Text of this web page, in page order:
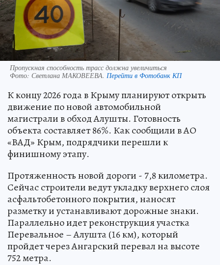
Пропускная способность трасс должна увеличиться
Фото: Светлана МАКОВЕЕВА. Перейти в Фотобанк КП
К концу 2026 года в Крыму планируют открыть
движение по новой автомобильной
магистрали в обход Алушты. Готовность
объекта составляет 86%. Как сообщили в АО
«ВАД» Крым, подрядчики перешли к
финишному этапу.
Протяженность новой дороги - 7,8 километра.
Сейчас строители ведут укладку верхнего слоя
асфальтобетонного покрытия, наносят
разметку и устанавливают дорожные знаки.
Параллельно идет реконструкция участка
Перевальное – Алушта (16 км), который
пройдет через Ангарский перевал на высоте
752 метра.